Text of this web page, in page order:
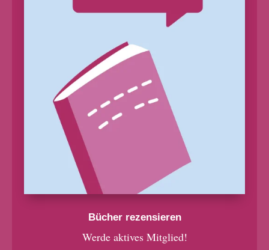
Bücher rezensieren
Werde aktives Mitglied!